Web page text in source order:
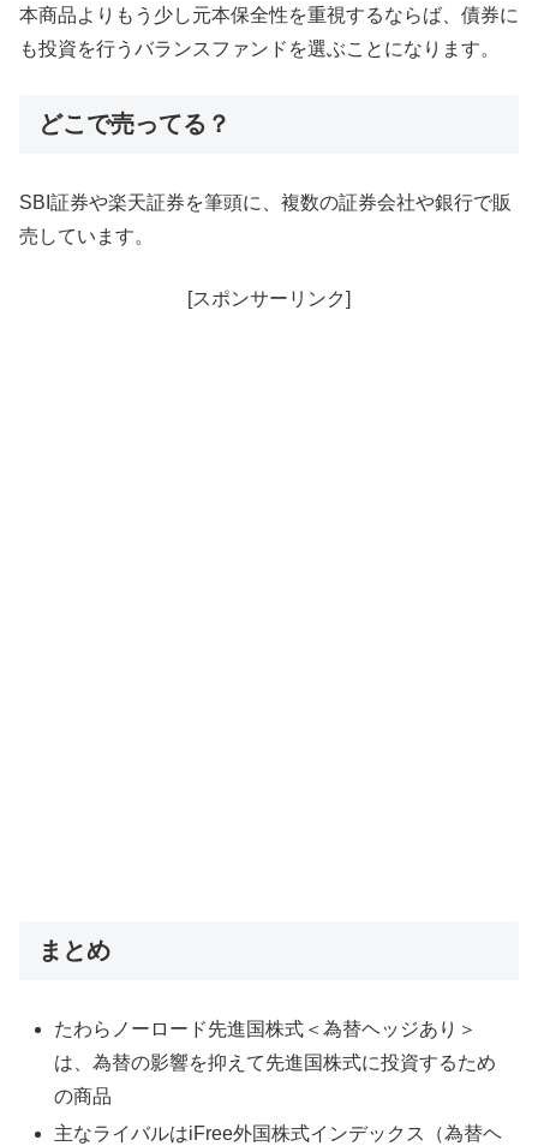
本商品よりもう少し元本保全性を重視するならば、債券に
も投資を行うバランスファンドを選ぶことになります。
どこで売ってる？
SBI証券や楽天証券を筆頭に、複数の証券会社や銀行で販
売しています。
[スポンサーリンク]
まとめ
たわらノーロード先進国株式＜為替ヘッジあり＞
は、為替の影響を抑えて先進国株式に投資するため
の商品
主なライバルはiFree外国株式インデックス（為替ヘ